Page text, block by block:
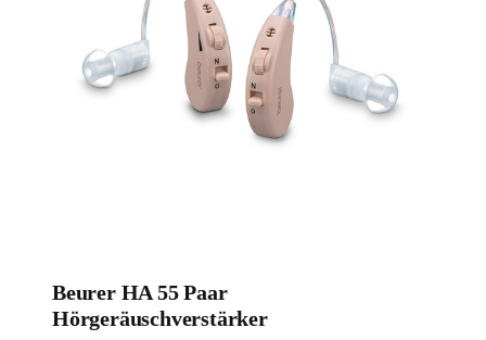
Beurer HA 55 Paar
Hörgeräuschverstärker